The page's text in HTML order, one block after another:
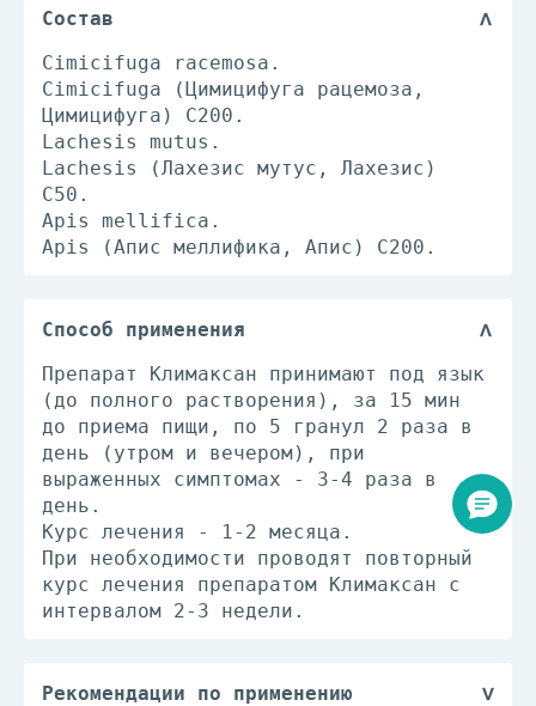
Состав
Сimicifuga racemosa.
Cimicifuga (Цимицифуга рацемоза,
Цимицифуга) С200.
Lachesis mutus.
Lachesis (Лахезис мутус, Лахезис)
С50.
Apis mellifica.
Apis (Апис меллифика, Апис) С200.
Способ применения
Препарат Климаксан принимают под язык
(до полного растворения), за 15 мин
до приема пищи, по 5 гранул 2 раза в
день (утром и вечером), при
выраженных симптомах - 3-4 раза в
день.
Курс лечения - 1-2 месяца.
При необходимости проводят повторный
курс лечения препаратом Климаксан с
интервалом 2-3 недели.
Рекомендации по применению